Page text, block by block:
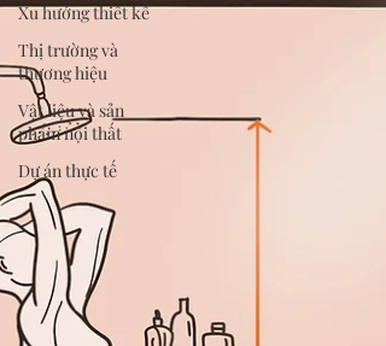
Xu hướng thiết kế
Thị trường và
thương hiệu
Vật liệu và sản
phẩm nội thất
Dự án thực tế